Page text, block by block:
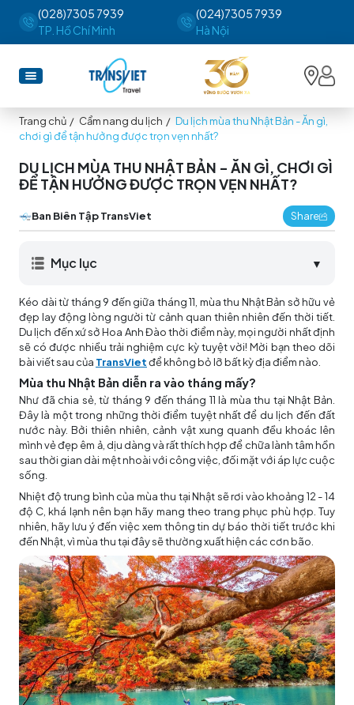
(028)7305 7939
TP. Hồ Chí Minh
(024)7305 7939
Hà Nội
Trang chủ / Cẩm nang du lịch / Du lịch mùa thu Nhật Bản - Ăn gì,
chơi gì để tận hưởng được trọn vẹn nhất?
DU LỊCH MÙA THU NHẬT BẢN - ĂN GÌ, CHƠI GÌ
ĐỂ TẬN HƯỞNG ĐƯỢC TRỌN VẸN NHẤT?
Ban Biên Tập TransViet Share
Mục lục ▼
Kéo dài từ tháng 9 đến giữa tháng 11, mùa thu Nhật Bản sở hữu vẻ
đẹp lay động lòng người từ cảnh quan thiên nhiên đến thời tiết.
Du lịch đến xứ sở Hoa Anh Đào thời điểm này, mọi người nhất định
sẽ có được nhiều trải nghiệm cực kỳ tuyệt vời! Mời bạn theo dõi
bài viết sau của TransVietđể không bỏ lỡ bất kỳ địa điểm nào.
Mùa thu Nhật Bản diễn ra vào tháng mấy?
Như đã chia sẻ, từ tháng 9 đến tháng 11 là mùa thu tại Nhật Bản.
Đây là một trong những thời điểm tuyệt nhất để du lịch đến đất
nước này. Bởi thiên nhiên, cảnh vật xung quanh đều khoác lên
mình vẻ đẹp êm ả, dịu dàng và rất thích hợp để chữa lành tâm hồn
sau thời gian dài mệt nhoài với công việc, đối mặt với áp lực cuộc
sống.
Nhiệt độ trung bình của mùa thu tại Nhật sẽ rơi vào khoảng 12 - 14
độ C, khá lạnh nên bạn hãy mang theo trang phục phù hợp. Tuy
nhiên, hãy lưu ý đến việc xem thông tin dự báo thời tiết trước khi
đến Nhật, vì mùa thu tại đây sẽ thường xuất hiện các cơn bão.